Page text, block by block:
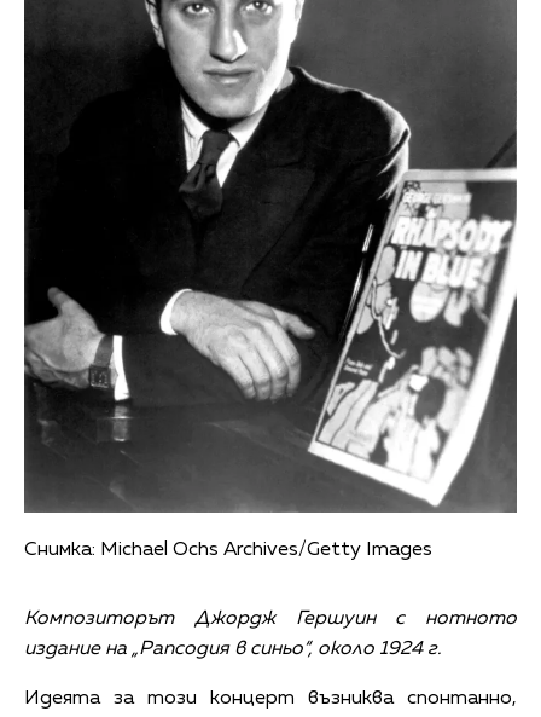
Снимка: Michael Ochs Archives/Getty Images
Композиторът Джордж Гершуин с нотното
издание на „Рапсодия в синьо“, около 1924 г.
Идеята за този концерт възниква спонтанно,